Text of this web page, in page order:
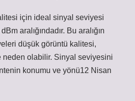
için ideal sinyal seviyesi
aralığındadır. Bu aralığın
düşük görüntü kalitesi,
neden olabilir. Sinyal seviyesini
konumu ve yönü12 Nisan